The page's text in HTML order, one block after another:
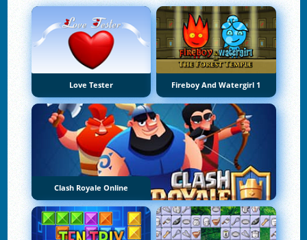
Love Tester Fireboy And Watergirl 1
Clash Royale Online